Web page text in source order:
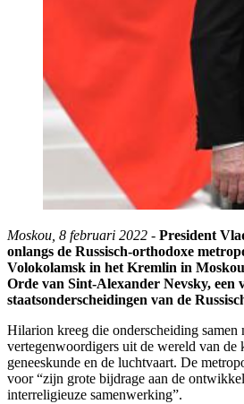
Moskou, 8 februari 2022 - President
onlangs de Russisch-orthodoxe
Volokolamsk in het Kremlin in
Orde van Sint-Alexander Nevsky, een
staatsonderscheidingen van de
Hilarion kreeg die onderscheiding samen
vertegenwoordigers uit de wereld van de
geneeskunde en de luchtvaart. De
voor “zijn grote bijdrage aan de
interreligieuze samenwerking”.